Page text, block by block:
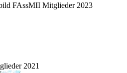
FAssMII Mitglieder 2023
2021